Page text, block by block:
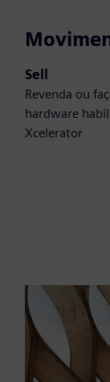
Sell
Revenda ou
hardware
Xcelerator